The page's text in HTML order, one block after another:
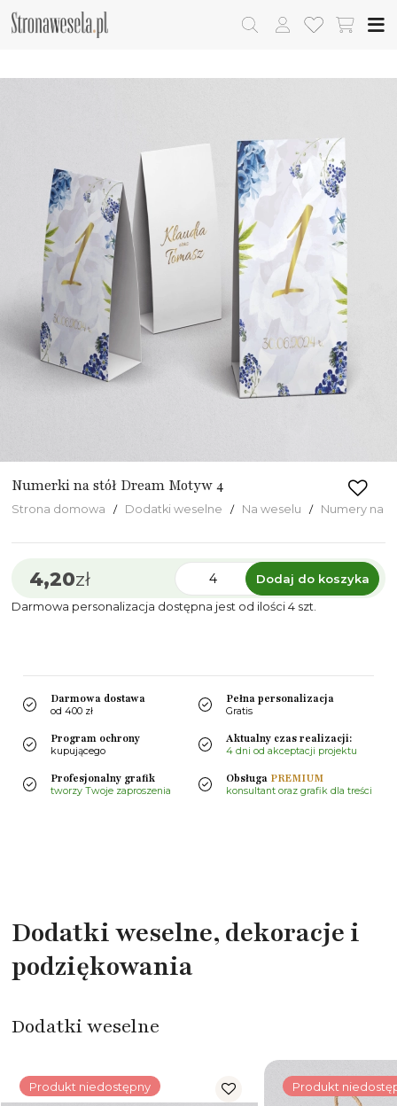
Numerki na stół Dream Motyw 4
Strona domowa Dodatki weselne Na weselu Numery na
4,20zł
Dodaj do koszyka
Darmowa personalizacja dostępna jest od ilości 4 szt.
Darmowa dostawa
od 400 zł
Pełna personalizacja
Gratis
Program ochrony
kupującego
Aktualny czas realizacji:
4 dni od akceptacji projektu
Profesjonalny grafik
tworzy Twoje zaproszenia
Obsługa PREMIUM
konsultant oraz grafik dla treści
Dodatki weselne, dekoracje i
podziękowania
Dodatki weselne
Produkt niedostępny Produkt